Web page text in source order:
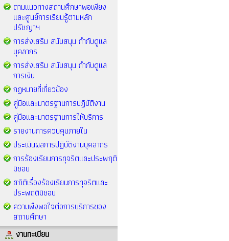
ตามแนวทางสถานศึกษาพอเพียง
และศูนย์การเรียนรู้ตามหลัก
ปรัชญาฯ
การส่งเสริม สนับสนุน กำกับดูแล
บุคลากร
การส่งเสริม สนับสนุน กำกับดูแล
การเงิน
กฏหมายที่เกี่ยวข้อง
คู่มือและมาตรฐานการปฏิบัติงาน
คู่มือและมาตรฐานการให้บริการ
รายงานการควบคุมภายใน
ประเมินผลการปฏิบัติงานบุคลากร
การร้องเรียนการทุจริตและประพฤติ
มิชอบ
สถิติเรื่องร้องเรียนการทุจริตและ
ประพฤติมิชอบ
ความพึงพอใจต่อการบริการของ
สถานศึกษา
งานทะเบียน